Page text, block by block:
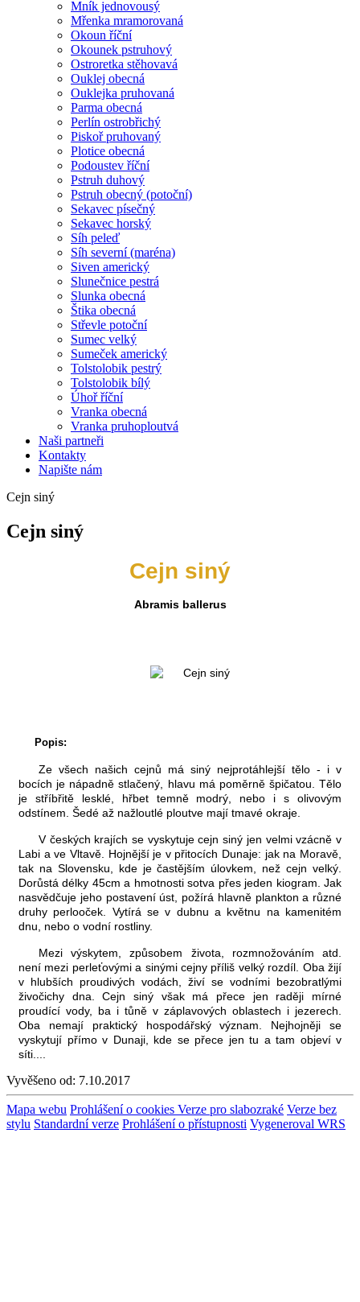
Mník jednovousý
Mřenka mramorovaná
Okoun říční
Okounek pstruhový
Ostroretka stěhovavá
Ouklej obecná
Ouklejka pruhovaná
Parma obecná
Perlín ostrobřichý
Piskoř pruhovaný
Plotice obecná
Podoustev říční
Pstruh duhový
Pstruh obecný (potoční)
Sekavec písečný
Sekavec horský
Síh peleď
Síh severní (maréna)
Siven americký
Slunečnice pestrá
Slunka obecná
Štika obecná
Střevle potoční
Sumec velký
Sumeček americký
Tolstolobik pestrý
Tolstolobik bílý
Úhoř říční
Vranka obecná
Vranka pruhoploutvá
Naši partneři
Kontakty
Napište nám
Cejn siný
Cejn siný
Cejn siný
Abramis ballerus
Popis:
Ze všech našich cejnů má siný nejprotáhlejší tělo - i v
bocích je nápadně stlačený, hlavu má poměrně špičatou. Tělo
je stříbřitě lesklé, hřbet temně modrý, nebo i s olivovým
odstínem. Šedé až nažloutlé ploutve mají tmavé okraje.
V českých krajích se vyskytuje cejn siný jen velmi vzácně v
Labi a ve Vltavě. Hojnější je v přitocích Dunaje: jak na Moravě,
tak na Slovensku, kde je častějším úlovkem, než cejn velký.
Dorůstá délky 45cm a hmotnosti sotva přes jeden kiogram. Jak
nasvědčuje jeho postavení úst, požírá hlavně plankton a různé
druhy perlooček. Vytírá se v dubnu a květnu na kamenitém
dnu, nebo o vodní rostliny.
Mezi výskytem, způsobem života, rozmnožováním atd.
není mezi perleťovými a sinými cejny příliš velký rozdíl. Oba žijí
v hlubších proudivých vodách, živí se vodními bezobratlými
živočichy dna. Cejn siný však má přece jen raději mírné
proudící vody, ba i tůně v záplavových oblastech i jezerech.
Oba nemají praktický hospodářský význam. Nejhojněji se
vyskytují přímo v Dunaji, kde se přece jen tu a tam objeví v
síti....
Vyvěšeno od: 7.10.2017
Mapa webu Prohlášení o cookies Verze pro slabozraké Verze bez
stylu Standardní verze Prohlášení o přístupnosti Vygeneroval WRS